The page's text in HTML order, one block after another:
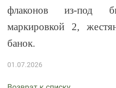
флаконов из-под
маркировкой 2,
банок.
01.07.2026